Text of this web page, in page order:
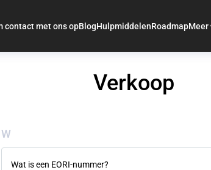
contact met ons opBlogHulpmiddelenRoadmapMeer
Verkoop
W
Wat is een EORI-nummer?